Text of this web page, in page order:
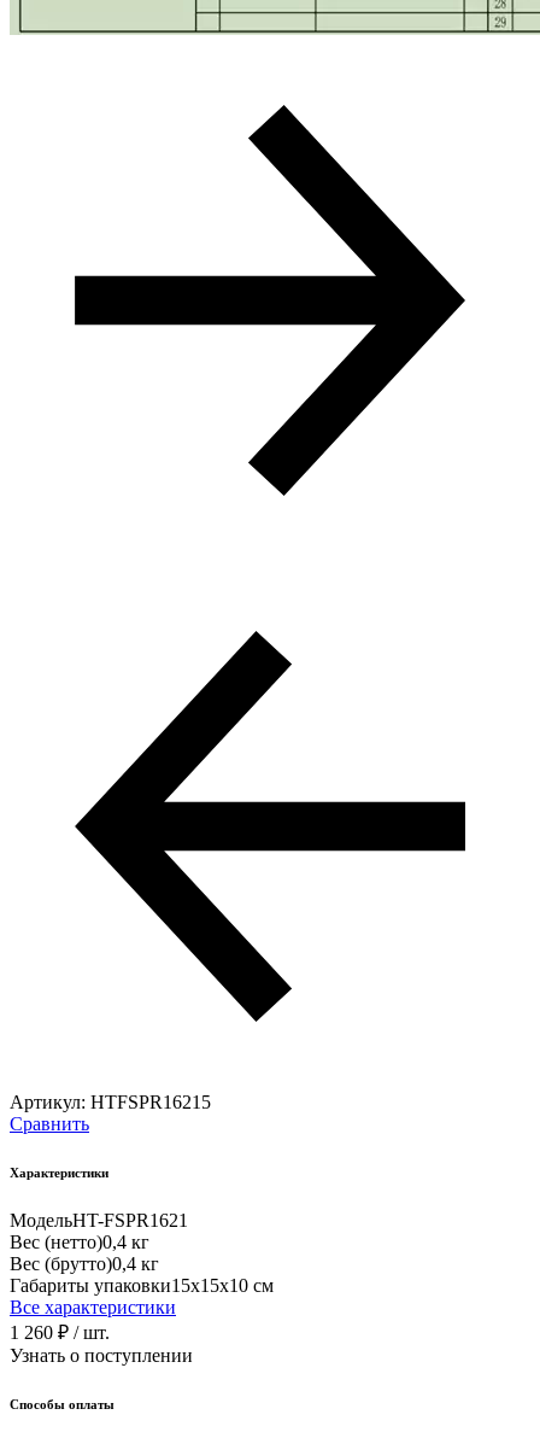
Артикул: HTFSPR16215
Сравнить
Характеристики
МодельHT-FSPR1621
Вес (нетто)0,4 кг
Вес (брутто)0,4 кг
Габариты упаковки15х15х10 см
Все характеристики
1 260 ₽ / шт.
Узнать о поступлении
Способы оплаты